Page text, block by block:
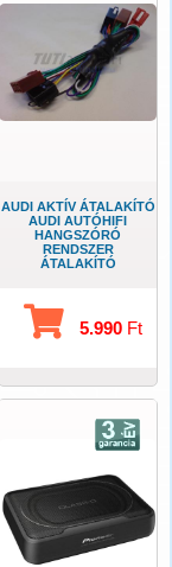
AUDI AKTÍV ÁTALAKÍTÓ
AUDI AUTÓHIFI
HANGSZÓRÓ
RENDSZER
ÁTALAKÍTÓ
5.990Ft